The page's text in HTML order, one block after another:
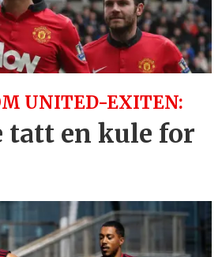
UNITED-EXITEN:
tatt en kule for